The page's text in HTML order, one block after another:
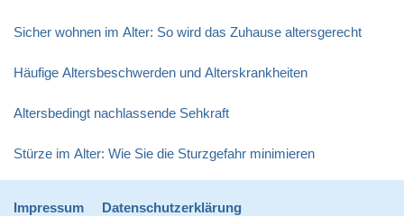
Sicher wohnen im Alter: So wird das Zuhause altersgerecht
Häufige Altersbeschwerden und Alterskrankheiten
Altersbedingt nachlassende Sehkraft
Stürze im Alter: Wie Sie die Sturzgefahr minimieren
Impressum Datenschutzerklärung